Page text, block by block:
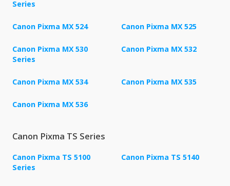
Series
Canon Pixma MX 524 Canon Pixma MX 525
Canon Pixma MX 530
Series
Canon Pixma MX 532
Canon Pixma MX 534 Canon Pixma MX 535
Canon Pixma MX 536
Canon Pixma TS Series
Canon Pixma TS 5100
Series
Canon Pixma TS 5140